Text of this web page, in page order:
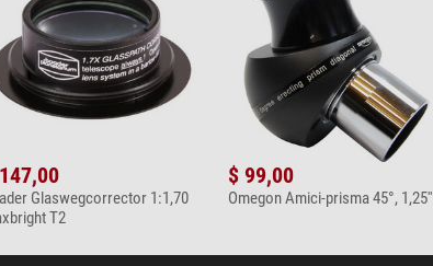
Glaswegcorrector 1:1,70
T2
$ 99,00
Omegon Amici-prisma 45°, 1,25''